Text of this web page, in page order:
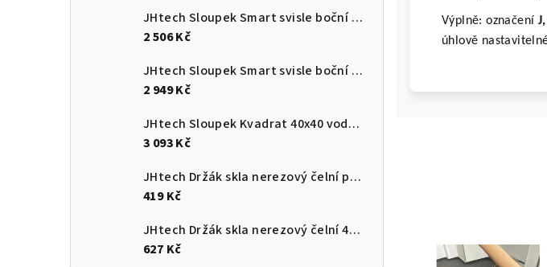
JHtech Sloupek Smart svisle boční DOJ
2 506 Kč
JHtech Sloupek Smart svisle boční POJ
2 949 Kč
JHtech Sloupek Kvadrat 40x40 vodorovně boční DKB
3 093 Kč
JHtech Držák skla nerezový čelní průměr 60mm radius
419 Kč
JHtech Držák skla nerezový čelní 40x40mm pro jekl
627 Kč
Výplně: označení
úhlově